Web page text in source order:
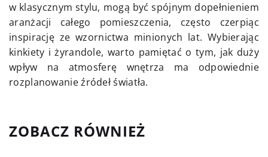
w klasycznym stylu, mogą być spójnym dopełnieniem
aranżacji całego pomieszczenia, często czerpiąc
inspirację ze wzornictwa minionych lat. Wybierając
kinkiety i żyrandole, warto pamiętać o tym, jak duży
wpływ na atmosferę wnętrza ma odpowiednie
rozplanowanie źródeł światła.
ZOBACZ RÓWNIEŻ